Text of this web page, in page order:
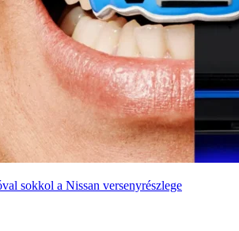
sokkol a Nissan versenyrészlege